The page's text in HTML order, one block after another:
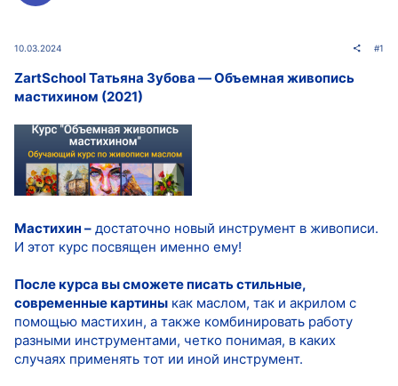
10.03.2024 #1
ZartSchool Татьяна Зубова ― Объемная живопись
мастихином (2021)
Мастихин – достаточно новый инструмент в живописи.
И этот курс посвящен именно ему!
После курса вы сможете писать стильные,
современные картины как маслом, так и акрилом с
помощью мастихин, а также комбинировать работу
разными инструментами, четко понимая, в каких
случаях применять тот ии иной инструмент.